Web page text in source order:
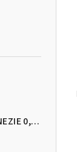
PINOT GRIGIO DOC DELLE VENEZIE 0,75l